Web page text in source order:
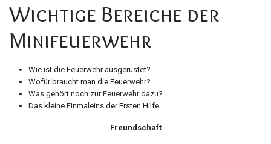
Wichtige Bereiche der
Minifeuerwehr
Wie ist die Feuerwehr ausgerüstet?
Wofür braucht man die Feuerwehr?
Was gehört noch zur Feuerwehr dazu?
Das kleine Einmaleins der Ersten Hilfe
Freundschaft